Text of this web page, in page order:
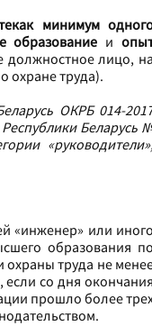
как минимум
образование и
должностное лицо, на
охране труда).
ОКРБ 014-
Беларусь
«инженер» или иного
образования по
охраны труда не
со дня окончания
прошло более